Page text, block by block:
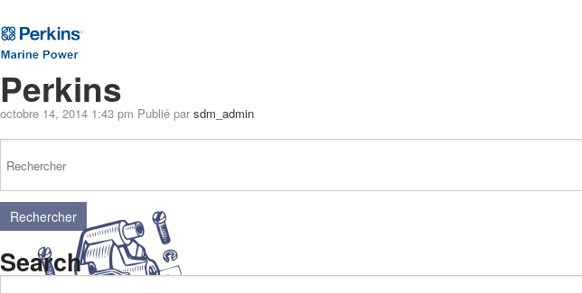
Perkins
octobre 14, 2014 1:43 pm Publié par sdm_admin
Rechercher
Search